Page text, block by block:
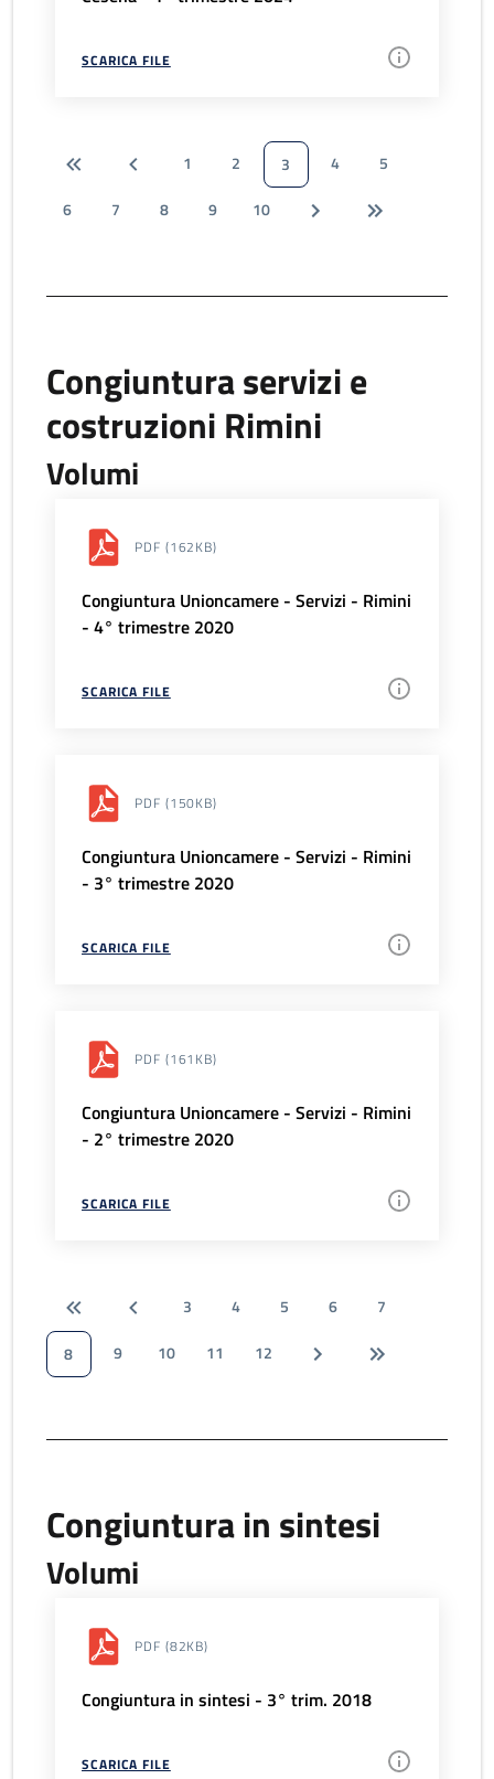
SCARICA FILE
1 2 3 4
5
6
7 8 9 10
Congiuntura servizi e
costruzioni Rimini
Volumi
PDF (162KB)
Congiuntura Unioncamere - Servizi - Rimini
- 4° trimestre 2020
SCARICA FILE
PDF (150KB)
Congiuntura Unioncamere - Servizi - Rimini
- 3° trimestre 2020
SCARICA FILE
PDF (161KB)
Congiuntura Unioncamere - Servizi - Rimini
- 2° trimestre 2020
SCARICA FILE
3 4 5 6
7
8
9 10 11 12
Congiuntura in sintesi
Volumi
PDF (82KB)
Congiuntura in sintesi - 3° trim. 2018
SCARICA FILE